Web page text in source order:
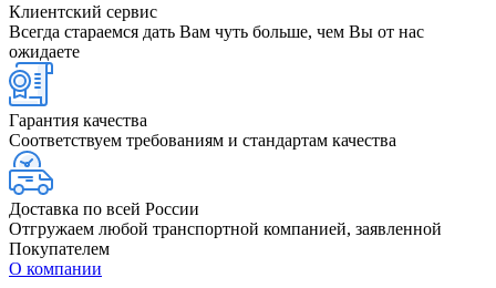
Клиентский сервис
Всегда стараемся дать Вам чуть больше, чем Вы от нас
ожидаете
Гарантия качества
Соответствуем требованиям и стандартам качества
Доставка по всей России
Отгружаем любой транспортной компанией, заявленной
Покупателем
О компании